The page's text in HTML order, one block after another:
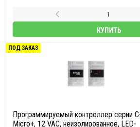
КУПИТЬ
ПОД ЗАКАЗ
Программируемый контроллер серии
Micro+, 12 VAC, неизолированное, LED-